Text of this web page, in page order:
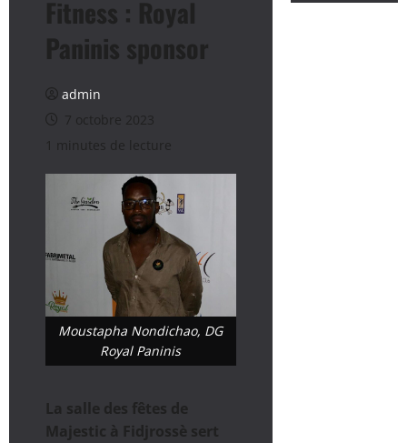
Fitness : Royal
Paninis sponsor
admin
7 octobre 2023
1 minutes de lecture
Moustapha Nondichao, DG
Royal Paninis
La salle des fêtes de
Majestic à Fidjrossè sert